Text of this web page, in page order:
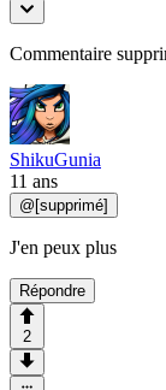
Commentaire
ShikuGunia
11 ans
@ [supprimé]
J'en peux plus
Répondre
2